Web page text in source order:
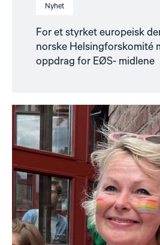
Nyhet
For et styrket europeisk
norske Helsingforskomité
oppdrag for EØS- midlene
Read
article
er
ingen
fri
før
alle
er
fri"